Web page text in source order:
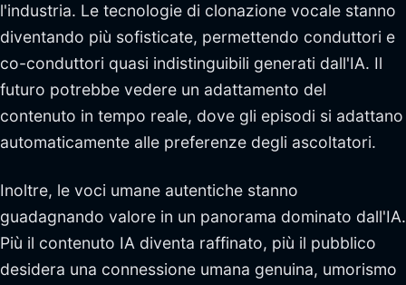
l'industria. Le tecnologie di clonazione vocale stanno
diventando più sofisticate, permettendo conduttori e
co-conduttori quasi indistinguibili generati dall'IA. Il
futuro potrebbe vedere un adattamento del
contenuto in tempo reale, dove gli episodi si adattano
automaticamente alle preferenze degli ascoltatori.
Inoltre, le voci umane autentiche stanno
guadagnando valore in un panorama dominato dall'IA.
Più il contenuto IA diventa raffinato, più il pubblico
desidera una connessione umana genuina, umorismo